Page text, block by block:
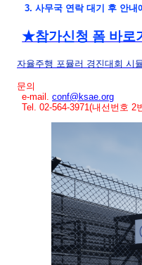
3. 사무국 연락 대기 후 안내
★참가신청 폼 바로
자율주행 포뮬러 경진대회 시
문의
e-mail. conf@ksae.org
Tel. 02-564-3971(내선번호 2